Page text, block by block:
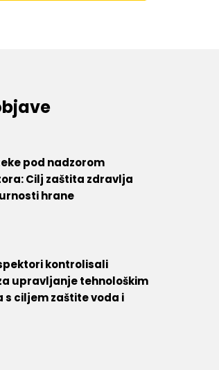
pod nadzorom
Cilj zaštita zdravlja
hrane
kontrolisali
upravljanje tehnološkim
ciljem zaštite voda i